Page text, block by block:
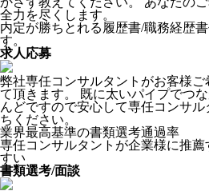
全力を尽くします。
内定が勝ちとれる履歴書/職務経歴
す。
求人応募
弊社専任コンサルタントがお客様
て頂きます。 既に太いパイプでつ
んどですので安心して専任コンサ
ちください。
業界最高基準の書類選考通過率
専任コンサルタントが企業様に推
すい
書類選考/面談